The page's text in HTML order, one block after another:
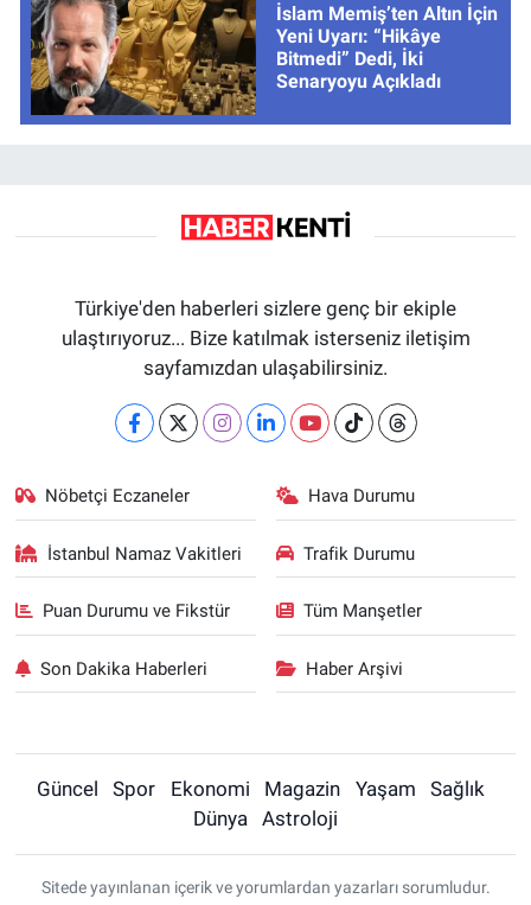
İslam Memiş’ten Altın İçin
Yeni Uyarı: “Hikâye
Bitmedi” Dedi, İki
Senaryoyu Açıkladı
Türkiye'den haberleri sizlere genç bir ekiple
ulaştırıyoruz... Bize katılmak isterseniz iletişim
sayfamızdan ulaşabilirsiniz.
Nöbetçi Eczaneler Hava Durumu
İstanbul Namaz Vakitleri Trafik Durumu
Puan Durumu ve Fikstür Tüm Manşetler
Son Dakika Haberleri Haber Arşivi
Güncel Spor Ekonomi Magazin Yaşam
Sağlık
Dünya
Astroloji
Sitede yayınlanan içerik ve yorumlardan yazarları sorumludur.